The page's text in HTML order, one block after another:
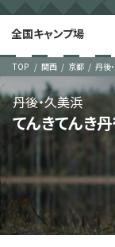
全国キャンプ場
TOP 関西 京都 丹後
てんきてんき
丹後・久美浜